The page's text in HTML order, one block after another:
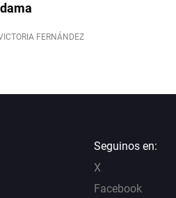
FERNÁNDEZ
Seguinos en:
X
Facebook